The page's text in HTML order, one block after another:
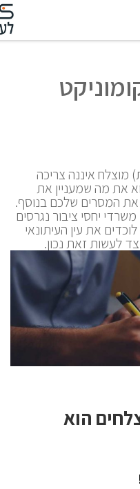
איננה צריכה
מה שמעניין את
שלכם בנוסף.
יחסי ציבור נגרסים
את עין העיתונאי
זאת נכון.
הוא